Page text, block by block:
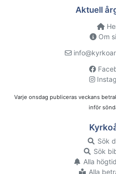
Aktuell
Om
Varje onsdag publiceras veckans
inför
Sök
Sök
Alla
Alla